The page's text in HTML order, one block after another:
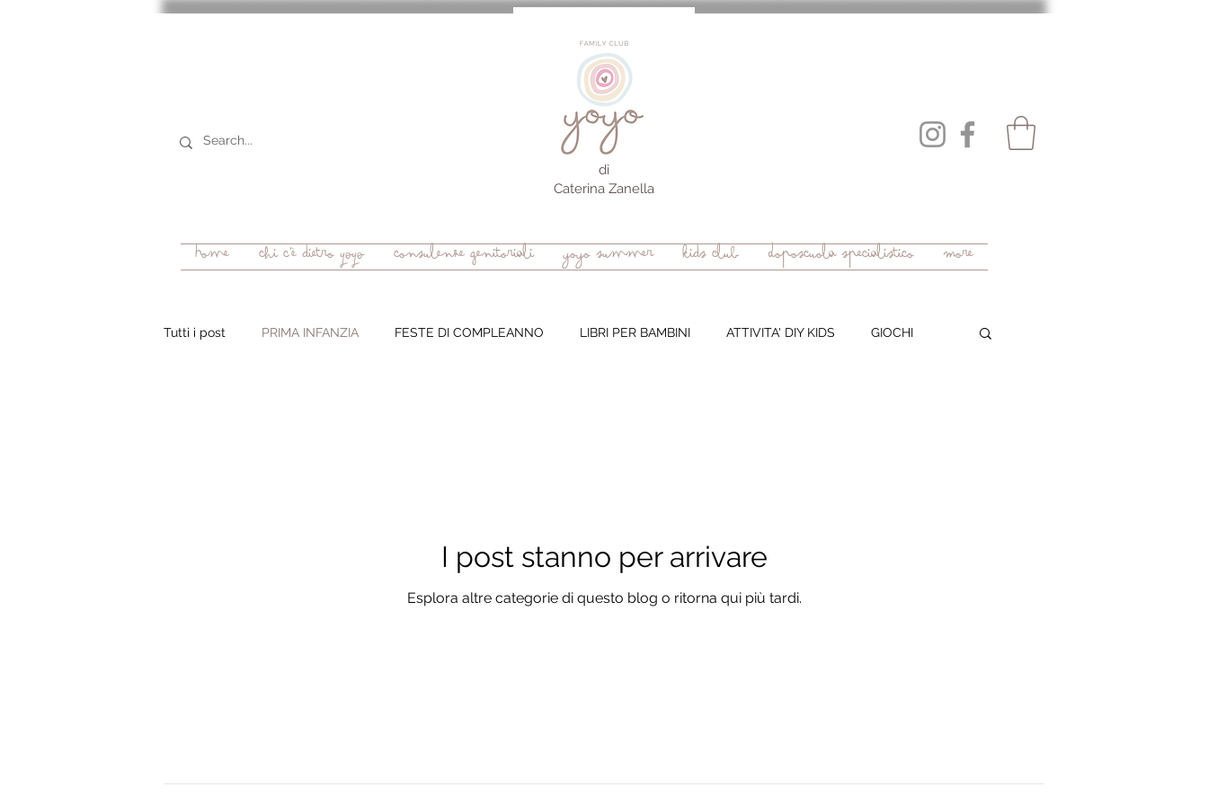
di
Caterina Zanella
Home chi c'è dietro YOYO consulenze genitoriali yoyo summer kids club Doposcuola specialistico More
Tutti i post PRIMA INFANZIA FESTE DI COMPLEANNO LIBRI PER BAMBINI ATTIVITA' DIY KIDS GIOCHI
I post stanno per arrivare
Esplora altre categorie di questo blog o ritorna qui più tardi.